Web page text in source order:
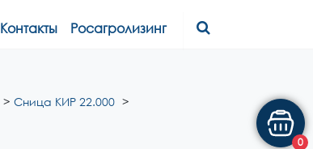
Контакты Росагролизинг
Сница КИР 22.000
0